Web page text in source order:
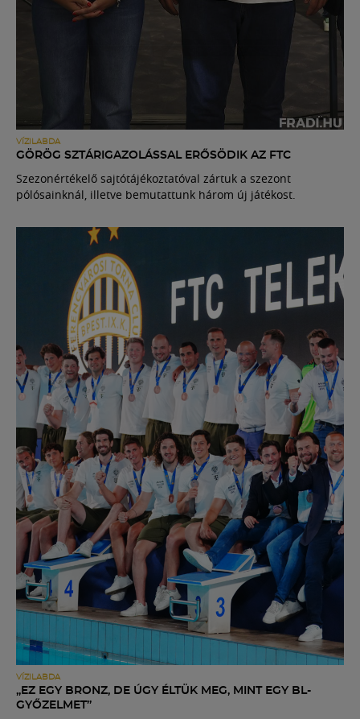
VÍZILABDA
GÖRÖG SZTÁRIGAZOLÁSSAL ERŐSÖDIK AZ FTC
Szezonértékelő sajtótájékoztatóval zártuk a szezont
pólósainknál, illetve bemutattunk három új játékost.
VÍZILABDA
„EZ EGY BRONZ, DE ÚGY ÉLTÜK MEG, MINT EGY BL-
GYŐZELMET”